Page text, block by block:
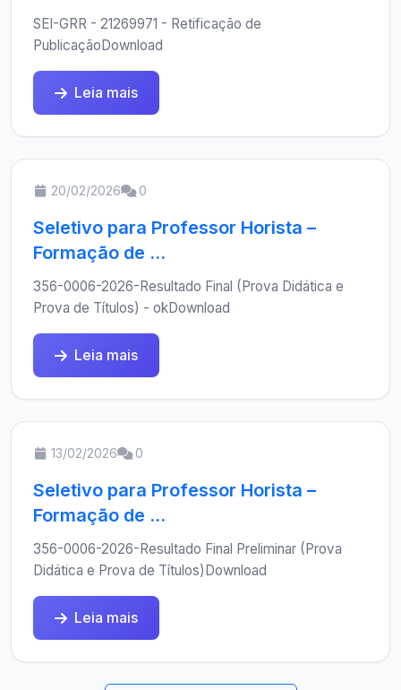
SEI-GRR - 21269971 - Retificação de
PublicaçãoDownload
Leia mais
20/02/2026 0
Seletivo para Professor Horista –
Formação de ...
356-0006-2026-Resultado Final (Prova Didática e
Prova de Títulos) - okDownload
Leia mais
13/02/2026 0
Seletivo para Professor Horista –
Formação de ...
356-0006-2026-Resultado Final Preliminar (Prova
Didática e Prova de Títulos)Download
Leia mais